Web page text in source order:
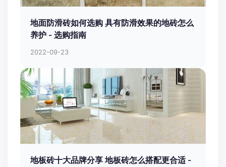
地面防滑砖如何选购 具有防滑效果的地砖怎么
养护 - 选购指南
2022-09-23
地板砖十大品牌分享 地板砖怎么搭配更合适 -